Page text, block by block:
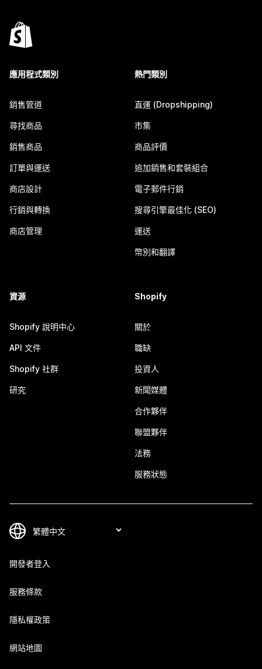
應用程式類別
銷售管道
尋找商品
銷售商品
訂單與運送
商店設計
行銷與轉換
商店管理
熱門類別
直運 (Dropshipping)
市集
商品評價
追加銷售和套裝組合
電子郵件行銷
搜尋引擎最佳化 (SEO)
運送
幣別和翻譯
資源
Shopify 說明中心
API 文件
Shopify 社群
研究
Shopify
關於
職缺
投資人
新聞媒體
合作夥伴
聯盟夥伴
法務
服務狀態
開發者登入
服務條款
隱私權政策
網站地圖